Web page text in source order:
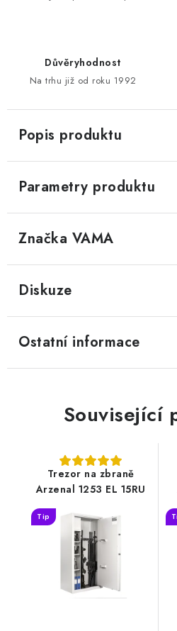
Důvěryhodnost
Na trhu již od roku 1992
Popis produktu
Parametry produktu
Značka VAMA
Diskuze
Ostatní informace
Související
Trezor na zbraně
Arzenal 1253 EL 15RU
Tip